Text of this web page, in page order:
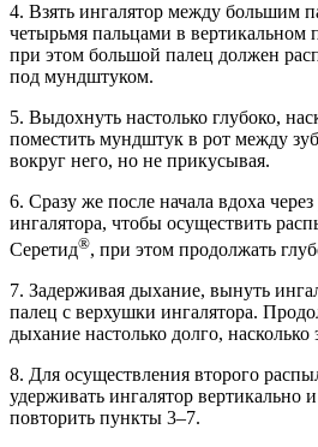
4. Взять ингалятор между большим
четырьмя пальцами в вертикальном
при этом большой палец должен
под мундштуком.
5. Выдохнуть настолько глубоко,
поместить мундштук в рот между
вокруг него, но не прикусывая.
6. Сразу же после начала вдоха
ингалятора, чтобы осуществить
Серетид®, при этом продолжать
7. Задерживая дыхание, вынуть
палец с верхушки ингалятора.
дыхание настолько долго,
8. Для осуществления второго
удерживать ингалятор вертикально
повторить пункты 3–7.